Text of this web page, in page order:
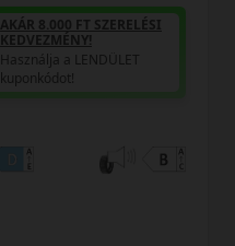
AKÁR 8.000 FT SZERELÉSI
KEDVEZMÉNY!
Használja a LENDÜLET
kuponkódot!